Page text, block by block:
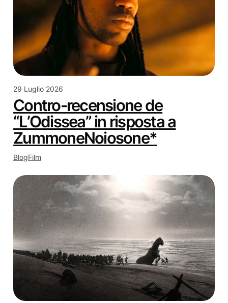
29 Luglio 2026
Contro-recensione de
“L’Odissea” in risposta a
ZummoneNoiosone*
BlogFilm